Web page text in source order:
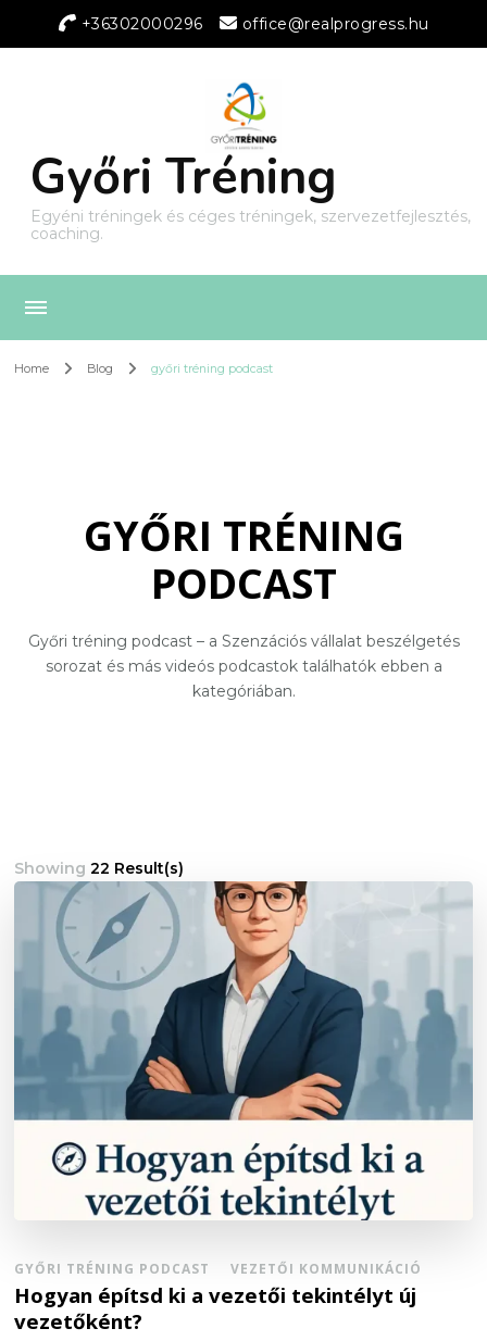
+36302000296 office@realprogress.hu
Győri Tréning
Egyéni tréningek és céges tréningek, szervezetfejlesztés,
coaching.
Home Blog győri tréning podcast
GYŐRI TRÉNING
PODCAST
Győri tréning podcast – a Szenzációs vállalat beszélgetés
sorozat és más videós podcastok találhatók ebben a
kategóriában.
Showing22 Result(s)
GYŐRI TRÉNING PODCAST VEZETŐI KOMMUNIKÁCIÓ
Hogyan építsd ki a vezetői tekintélyt új
vezetőként?